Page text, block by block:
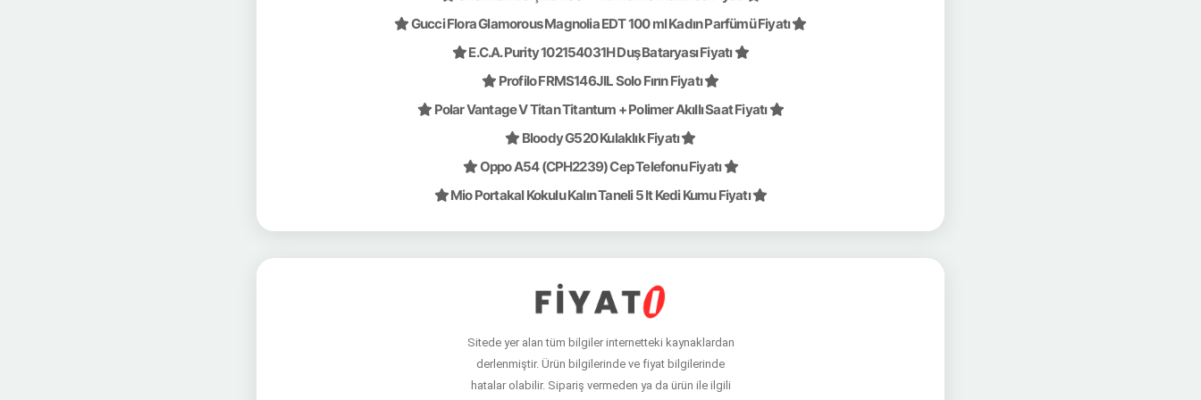
Gucci Flora Glamorous Magnolia EDT 100 ml Kadın Parfümü Fiyatı
E.C.A. Purity 102154031H Duş Bataryası Fiyatı
Profilo FRMS146JIL Solo Fırın Fiyatı
Polar Vantage V Titan Titantum + Polimer Akıllı Saat Fiyatı
Bloody G520 Kulaklık Fiyatı
Oppo A54 (CPH2239) Cep Telefonu Fiyatı
Mio Portakal Kokulu Kalın Taneli 5 lt Kedi Kumu Fiyatı
Sitede yer alan tüm bilgiler internetteki kaynaklardan
derlenmiştir. Ürün bilgilerinde ve fiyat bilgilerinde
hatalar olabilir. Sipariş vermeden ya da ürün ile ilgili